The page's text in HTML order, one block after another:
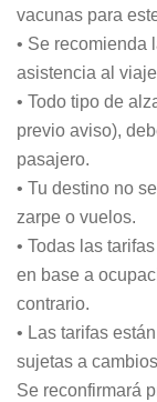
vacunas para
• Se recomienda
asistencia al
• Todo tipo de
previo aviso),
pasajero.
• Tu destino no
zarpe o vuelos.
• Todas las
en base a
contrario.
• Las tarifas
sujetas a
Se reconfirmará